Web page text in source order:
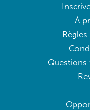
À
Questions